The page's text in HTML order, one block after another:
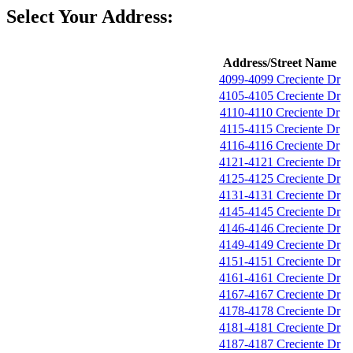
Select Your Address:
Address/Street Name
4099-4099 Creciente Dr
4105-4105 Creciente Dr
4110-4110 Creciente Dr
4115-4115 Creciente Dr
4116-4116 Creciente Dr
4121-4121 Creciente Dr
4125-4125 Creciente Dr
4131-4131 Creciente Dr
4145-4145 Creciente Dr
4146-4146 Creciente Dr
4149-4149 Creciente Dr
4151-4151 Creciente Dr
4161-4161 Creciente Dr
4167-4167 Creciente Dr
4178-4178 Creciente Dr
4181-4181 Creciente Dr
4187-4187 Creciente Dr